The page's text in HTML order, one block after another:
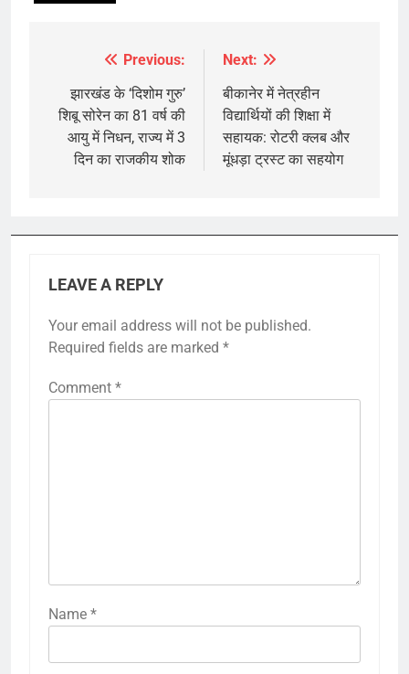
navigation
Previous:
झारखंड के ‘दिशोम गुरु’
शिबू सोरेन का 81 वर्ष की
आयु में निधन, राज्य में 3
दिन का राजकीय शोक
Next:
बीकानेर में नेत्रहीन
विद्यार्थियों की शिक्षा में
सहायक: रोटरी क्लब और
मूंधड़ा ट्रस्ट का सहयोग
LEAVE A REPLY
Your email address will not be published.
Required fields are marked *
Comment *
Name *